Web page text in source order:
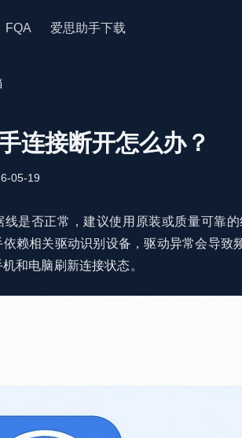
FQA 爱思助手下载
连接断开怎么办？
05-19
线是否正常，建议使用原装或质量可靠
赖相关驱动识别设备，驱动异常会导致
和电脑刷新连接状态。